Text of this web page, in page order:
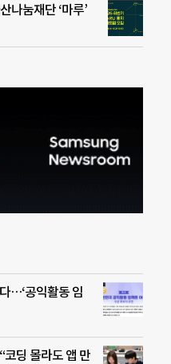
나눔재단 ‘마루’
…‘공익활동 임
딩 몰라도 앱 만